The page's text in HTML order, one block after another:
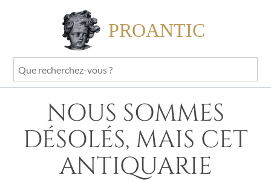
PROANTIC
Que
recherchez-
NOUS SOMMES
DÉSOLÉS, MAIS CET
ANTIQUARIE